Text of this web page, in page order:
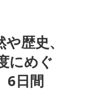
歴史、
にめぐ
6日間